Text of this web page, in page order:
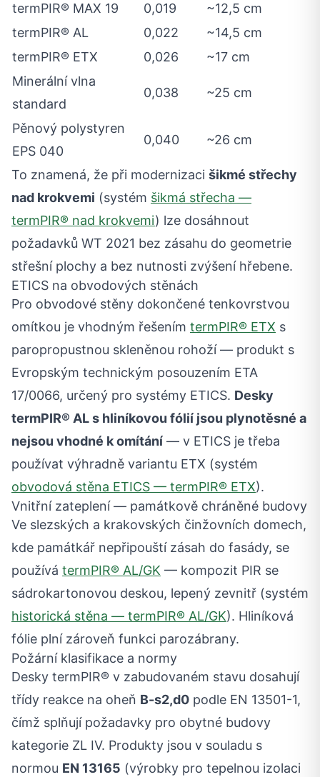
termPIR® MAX 19
0,019
~12,5 cm
termPIR® AL
0,022
~14,5 cm
termPIR® ETX
0,026
~17 cm
Minerální vlna
standard
0,038 ~25 cm
Pěnový polystyren
EPS 040
0,040 ~26 cm
To znamená, že při modernizaci šikmé střechy
nad krokvemi (systém šikmá střecha —
termPIR® nad krokvemi) lze dosáhnout
požadavků WT 2021 bez zásahu do geometrie
střešní plochy a bez nutnosti zvýšení hřebene.
ETICS na obvodových stěnách
Pro obvodové stěny dokončené tenkovrstvou
omítkou je vhodným řešením termPIR® ETX s
paropropustnou skleněnou rohoží — produkt s
Evropským technickým posouzením ETA
17/0066, určený pro systémy ETICS. Desky
termPIR® AL s hliníkovou fólií jsou plynotěsné a
nejsou vhodné k omítání — v ETICS je třeba
používat výhradně variantu ETX (systém
obvodová stěna ETICS — termPIR® ETX).
Vnitřní zateplení — památkově chráněné budovy
Ve slezských a krakovských činžovních domech,
kde památkář nepřipouští zásah do fasády, se
používá termPIR® AL/GK — kompozit PIR se
sádrokartonovou deskou, lepený zevnitř (systém
historická stěna — termPIR® AL/GK). Hliníková
fólie plní zároveň funkci parozábrany.
Požární klasifikace a normy
Desky termPIR® v zabudovaném stavu dosahují
třídy reakce na oheň B-s2,d0 podle EN 13501-1,
čímž splňují požadavky pro obytné budovy
kategorie ZL IV. Produkty jsou v souladu s
normou EN 13165 (výrobky pro tepelnou izolaci